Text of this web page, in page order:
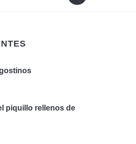
piquillo rellenos de